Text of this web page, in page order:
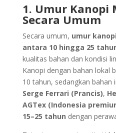
1. Umur Kanopi
Secara Umum
Secara umum, umur
antara 10 hingga 25
kualitas bahan dan kondisi
Kanopi dengan bahan lokal
10 tahun, sedangkan
Serge Ferrari (Prancis),
AGTex (Indonesia
15–25 tahun dengan